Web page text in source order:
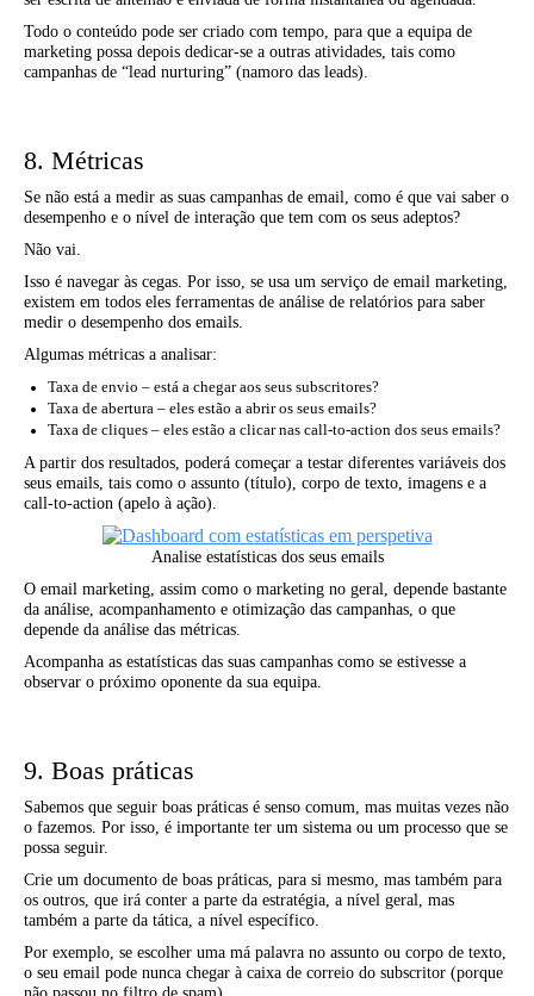
Todo o conteúdo pode ser criado com tempo, para que a equipa de
marketing possa depois dedicar-se a outras atividades, tais como
campanhas de “lead nurturing” (namoro das leads).
8. Métricas
Se não está a medir as suas campanhas de email, como é que vai saber o
desempenho e o nível de interação que tem com os seus adeptos?
Não vai.
Isso é navegar às cegas. Por isso, se usa um serviço de email marketing,
existem em todos eles ferramentas de análise de relatórios para saber
medir o desempenho dos emails.
Algumas métricas a analisar:
Taxa de envio – está a chegar aos seus subscritores?
Taxa de abertura – eles estão a abrir os seus emails?
Taxa de cliques – eles estão a clicar nas call-to-action dos seus emails?
A partir dos resultados, poderá começar a testar diferentes variáveis dos
seus emails, tais como o assunto (título), corpo de texto, imagens e a
call-to-action (apelo à ação).
Analise estatísticas dos seus emails
O email marketing, assim como o marketing no geral, depende bastante
da análise, acompanhamento e otimização das campanhas, o que
depende da análise das métricas.
Acompanha as estatísticas das suas campanhas como se estivesse a
observar o próximo oponente da sua equipa.
9. Boas práticas
Sabemos que seguir boas práticas é senso comum, mas muitas vezes não
o fazemos. Por isso, é importante ter um sistema ou um processo que se
possa seguir.
Crie um documento de boas práticas, para si mesmo, mas também para
os outros, que irá conter a parte da estratégia, a nível geral, mas
também a parte da tática, a nível específico.
Por exemplo, se escolher uma má palavra no assunto ou corpo de texto,
o seu email pode nunca chegar à caixa de correio do subscritor (porque